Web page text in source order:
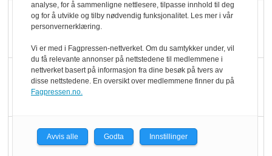
Blir enklere å velge
økologisk i butikkhylla
Kolonihagen sliter
Rapport: Økokundene
er klare! Er markedet
analyse, for å sammenligne nettlesere, tilpasse innhold til deg
og for å utvikle og tilby nødvendig funksjonalitet. Les mer i vår
personvernerklæring.
Vi er med i Fagpressen-nettverket. Om du samtykker under, vil
du få relevante annonser på nettstedene til medlemmene i
nettverket basert på informasjon fra dine besøk på tvers av
disse nettstedene. En oversikt over medlemmene finner du på
Fagpressen.no.
Avvis alle Godta Innstillinger